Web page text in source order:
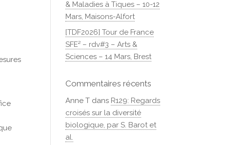
& Maladies à Tiques – 10-12
Mars, Maisons-Alfort
[TDF2026] Tour de France
SFE² – rdv#3 – Arts &
Sciences – 14 Mars, Brest
Commentaires récents
Anne T dans R129: Regards
croisés sur la diversité
biologique, par S. Barot et
al.